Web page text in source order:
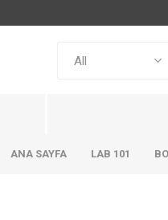
ANA SAYFA LAB 101